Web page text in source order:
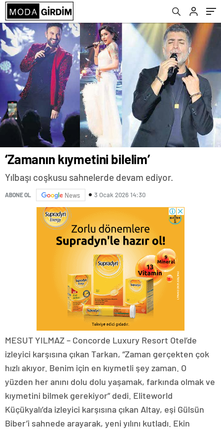
‘Zamanın kıymetini bilelim’
Yılbaşı coşkusu sahnelerde devam ediyor.
ABONE OL News 3 Ocak 2026 14:30
MESUT YILMAZ – Concorde Luxury Resort Otel’de
izleyici karşısına çıkan Tarkan, “Zaman gerçekten çok
hızlı akıyor. Benim için en kıymetli şey zaman. O
yüzden her anını dolu dolu yaşamak, farkında olmak ve
kıymetini bilmek gerekiyor” dedi. Eliteworld
Küçükyalı’da izleyici karşısına çıkan Altay, eşi Gülsün
Biber’i sahnede arayarak, yeni yılını kutladı. Ekin